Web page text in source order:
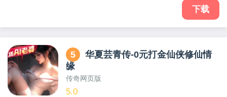
回收、拍卖商行等玩法提升自身实力！所有BOSS都能爆终极装备，
在线回收得海量钻石和元宝！击败BOSS轻松得VIP经验，免费升V
享特权！传统三职完美塑造，道、法、战三职业完美平衡，高爆怪
的好兄弟，一起来玩这款经典复古打金屠龙的传奇手游吧！
下载
5
华夏芸青传-0元打金仙侠修仙情
缘
传奇网页版
5.0